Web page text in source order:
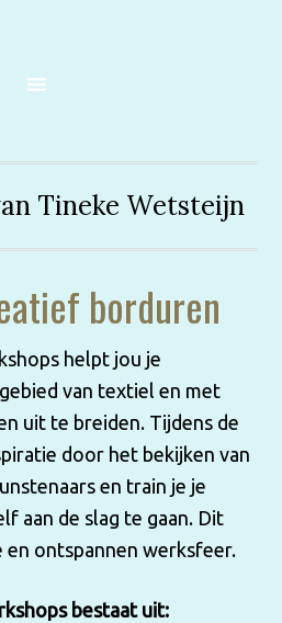
Tineke Wetsteijn
borduren
helpt jou je
van textiel en met
uit te breiden. Tijdens de
door het bekijken van
en train je je
aan de slag te gaan. Dit
en ontspannen werksfeer.
bestaat uit: